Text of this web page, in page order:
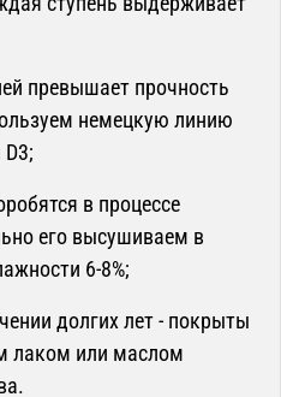
превышает прочность
немецкую линию
в процессе
его высушиваем в
6-8%;
долгих лет - покрыты
лаком или маслом